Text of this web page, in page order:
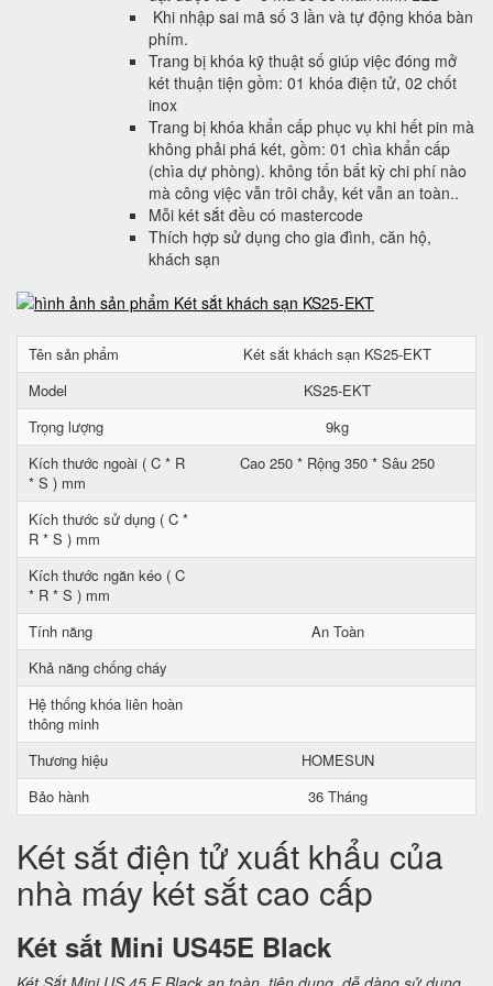
Khi nhập sai mã số 3 lần và tự động khóa bàn
phím.
Trang bị khóa kỹ thuật số giúp việc đóng mở
két thuận tiện gồm: 01 khóa điện tử, 02 chốt
inox
Trang bị khóa khẩn cấp phục vụ khi hết pin mà
không phải phá két, gồm: 01 chìa khẩn cấp
(chìa dự phòng). không tốn bất kỳ chi phí nào
mà công việc vẫn trôi chảy, két vẫn an toàn..
Mỗi két sắt đều có mastercode
Thích hợp sử dụng cho gia đình, căn hộ,
khách sạn
Tên sản phẩm
Két sắt khách sạn KS25-EKT
Model
KS25-EKT
Trọng lượng
9kg
Kích thước ngoài ( C * R
* S ) mm
Cao 250 * Rộng 350 * Sâu 250
Kích thước sử dụng ( C *
R * S ) mm
Kích thước ngăn kéo ( C
* R * S ) mm
Tính năng
An Toàn
Khả năng chống cháy
Hệ thống khóa liên hoàn
thông minh
Thương hiệu
HOMESUN
Bảo hành
36 Tháng
Két sắt điện tử xuất khẩu của
nhà máy két sắt cao cấp
Két sắt Mini US45E Black